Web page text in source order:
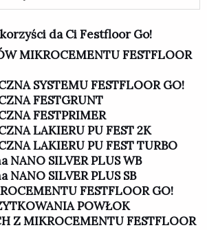
da Ci Festfloor Go!
MIKROCEMENTU FESTFLOOR
SYSTEMU FESTFLOOR GO!
FESTGRUNT
FESTPRIMER
LAKIERU PU FEST 2K
LAKIERU PU FEST TURBO
SILVER PLUS WB
SILVER PLUS SB
FESTFLOOR GO!
POWŁOK
Z MIKROCEMENTU FESTFLOOR